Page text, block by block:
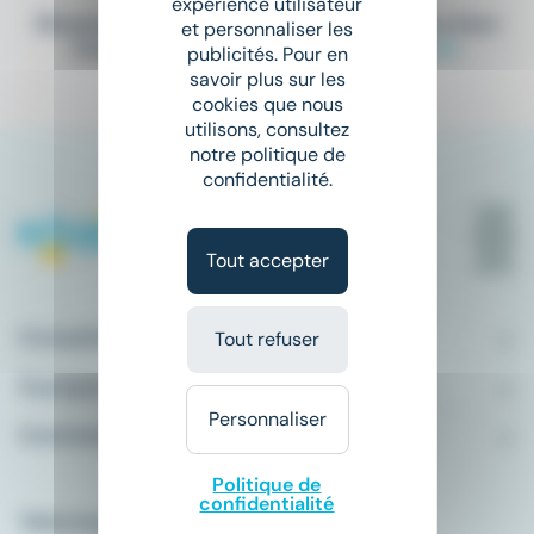
Elargissez vos critères de recherche ou bien
consultez la totalité de nos offres
Comment ça marche ?
et personnaliser les
publicités. Pour en
savoir plus sur les
cookies que nous
utilisons, consultez
notre politique de
confidentialité.
Tout accepter
Tout refuser
Personnaliser
Politique de
confidentialité